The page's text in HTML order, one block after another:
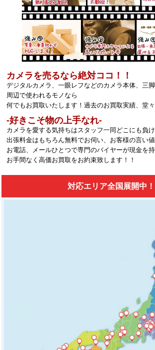
カメラを売るなら絶対ココ！！
デジタルカメラ、一眼レフなどのカメラ本体、三
周辺で使われるモノなら
何でもお買取いたします！過去のお買取実績、堂
‐好きこそ物の上手なれ‐
カメラを愛する気持ちはスタッフ一同どこにも負け
出張料金はもちろん無料でお伺い、お客様の言い値
お電話、メールひとつで専門のバイヤーが現金を持
お手間なく高価お買取をお約束致します！！
対応エリア全国展開中！